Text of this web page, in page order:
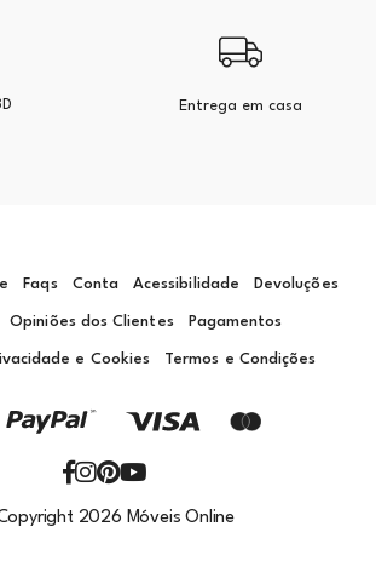
Entrega em casa
Faqs Conta Acessibilidade Devoluções
Opiniões dos Clientes Pagamentos
e Cookies Termos e Condições
2026 Móveis Online